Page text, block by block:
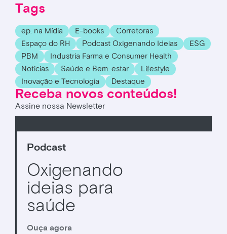
Tags
ep. na Mídia E-books
Corretoras
Espaço do RH
Podcast Oxigenando Ideias
ESG
PBM
Industria Farma e Consumer Health
Noticias
Saúde e Bem-estar
Lifestyle
Inovação e Tecnologia
Destaque
Receba novos conteúdos!
Assine nossa Newsletter
Podcast
Oxigenando
ideias para
saúde
Ouça agora